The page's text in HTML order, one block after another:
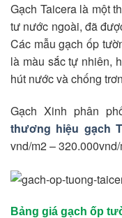
Gạch Taicera là một
tư nước ngoài, đã
Các mẫu gạch ốp
là màu sắc tự nhiên,
hút nước và chống
Gạch Xinh phân
thương hiệu gạch
vnd/m2 –
Bảng giá gạch ốp